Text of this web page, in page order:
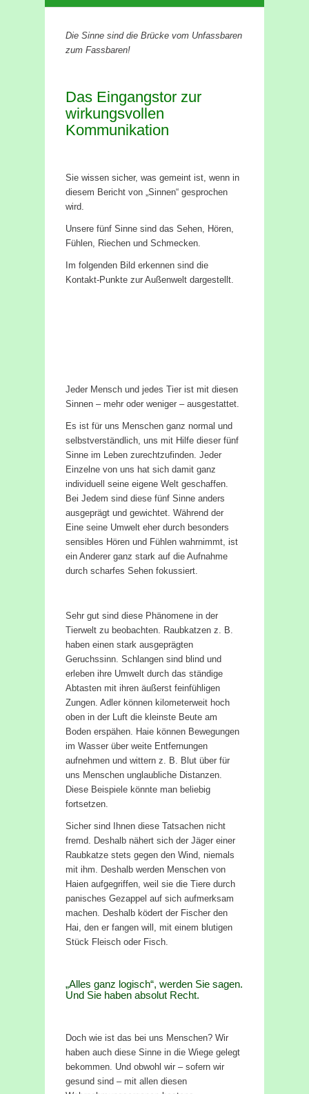
Die Sinne sind die Brücke vom Unfassbaren
zum Fassbaren!
Das Eingangstor zur
wirkungsvollen
Kommunikation
Sie wissen sicher, was gemeint ist, wenn in
diesem Bericht von „Sinnen“ gesprochen
wird.
Unsere fünf Sinne sind das Sehen, Hören,
Fühlen, Riechen und Schmecken.
Im folgenden Bild erkennen sind die
Kontakt-Punkte zur Außenwelt dargestellt.
Jeder Mensch und jedes Tier ist mit diesen
Sinnen – mehr oder weniger – ausgestattet.
Es ist für uns Menschen ganz normal und
selbstverständlich, uns mit Hilfe dieser fünf
Sinne im Leben zurechtzufinden. Jeder
Einzelne von uns hat sich damit ganz
individuell seine eigene Welt geschaffen.
Bei Jedem sind diese fünf Sinne anders
ausgeprägt und gewichtet. Während der
Eine seine Umwelt eher durch besonders
sensibles Hören und Fühlen wahrnimmt, ist
ein Anderer ganz stark auf die Aufnahme
durch scharfes Sehen fokussiert.
Sehr gut sind diese Phänomene in der
Tierwelt zu beobachten. Raubkatzen z. B.
haben einen stark ausgeprägten
Geruchssinn. Schlangen sind blind und
erleben ihre Umwelt durch das ständige
Abtasten mit ihren äußerst feinfühligen
Zungen. Adler können kilometerweit hoch
oben in der Luft die kleinste Beute am
Boden erspähen. Haie können Bewegungen
im Wasser über weite Entfernungen
aufnehmen und wittern z. B. Blut über für
uns Menschen unglaubliche Distanzen.
Diese Beispiele könnte man beliebig
fortsetzen.
Sicher sind Ihnen diese Tatsachen nicht
fremd. Deshalb nähert sich der Jäger einer
Raubkatze stets gegen den Wind, niemals
mit ihm. Deshalb werden Menschen von
Haien aufgegriffen, weil sie die Tiere durch
panisches Gezappel auf sich aufmerksam
machen. Deshalb ködert der Fischer den
Hai, den er fangen will, mit einem blutigen
Stück Fleisch oder Fisch.
„Alles ganz logisch“, werden Sie sagen.
Und Sie haben absolut Recht.
Doch wie ist das bei uns Menschen? Wir
haben auch diese Sinne in die Wiege gelegt
bekommen. Und obwohl wir – sofern wir
gesund sind – mit allen diesen